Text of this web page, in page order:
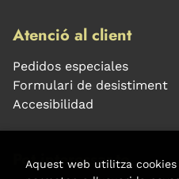
Atenció al client
Pedidos especiales
Formulari de desistiment
Accesibilidad
Pot interessar-te
Aquest web utilitza